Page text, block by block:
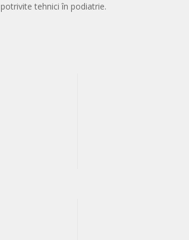
potrivite tehnici în podiatrie.